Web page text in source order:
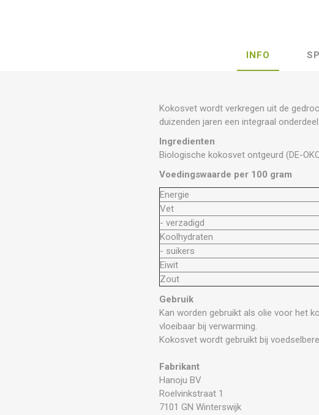
INFO
Kokosvet wordt verkregen uit de
duizenden jaren een integraal
Ingredienten
Biologische kokosvet ontgeurd (DE-
Voedingswaarde per 100 gram
Energie
Vet
- verzadigd
Koolhydraten
- suikers
Eiwit
Zout
Gebruik
Kan worden gebruikt als olie voor het
vloeibaar bij verwarming.
Kokosvet wordt gebruikt bij
Fabrikant
Hanoju BV
Roelvinkstraat 1
7101 GN Winterswijk